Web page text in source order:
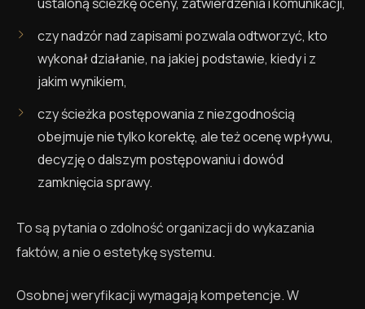
czy nadzór nad zapisami pozwala odtworzyć, kto
wykonał działanie, na jakiej podstawie, kiedy i z
jakim wynikiem,
czy ścieżka postępowania z niezgodnością
obejmuje nie tylko korektę, ale też ocenę wpływu,
decyzję o dalszym postępowaniu i dowód
zamknięcia sprawy.
To są pytania o zdolność organizacji do wykazania
faktów, a nie o estetykę systemu.
Osobnej weryfikacji wymagają kompetencje. W